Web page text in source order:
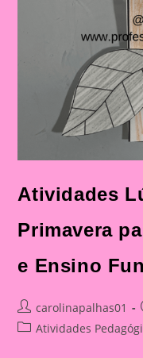
Atividades
Primavera
e Ensino
Post
author:
carolinapalhas01
PostAtividades